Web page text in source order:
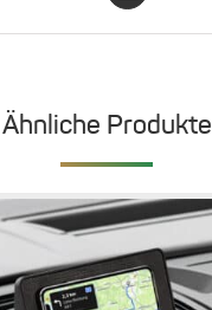
Ähnliche Produkte